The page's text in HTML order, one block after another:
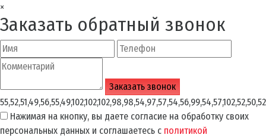
×
Заказать обратный звонок
Нажимая на кнопку, вы даете согласие на обработку своих
персональных данных и соглашаетесь с политикой